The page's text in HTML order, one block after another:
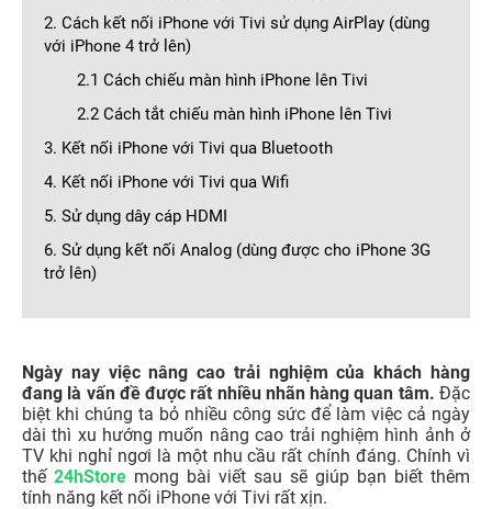
2. Cách kết nối iPhone với Tivi sử dụng AirPlay (dùng
với iPhone 4 trở lên)
2.1 Cách chiếu màn hình iPhone lên Tivi
2.2 Cách tắt chiếu màn hình iPhone lên Tivi
3. Kết nối iPhone với Tivi qua Bluetooth
4. Kết nối iPhone với Tivi qua Wifi
5. Sử dụng dây cáp HDMI
6. Sử dụng kết nối Analog (dùng được cho iPhone 3G
trở lên)
Ngày nay việc nâng cao trải nghiệm của khách hàng
đang là vấn đề được rất nhiều nhãn hàng quan tâm. Đặc
biệt khi chúng ta bỏ nhiều công sức để làm việc cả ngày
dài thì xu hướng muốn nâng cao trải nghiệm hình ảnh ở
TV khi nghỉ ngơi là một nhu cầu rất chính đáng. Chính vì
thế 24hStore mong bài viết sau sẽ giúp bạn biết thêm
tính năng kết nối iPhone với Tivi rất xịn.